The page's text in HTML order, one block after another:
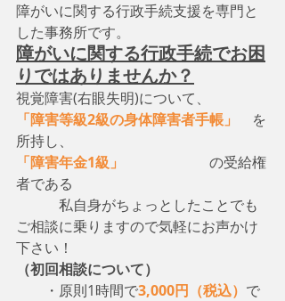
障がいに関する行政手続支援を専門と
した事務所です。
障がいに関する行政手続でお困
りではありませんか？
視覚障害(右眼失明)について、
「障害等級2級の身体障害者手帳」
を
所持し、
「障害年金1級」
の受給権
者である
私自身がちょっとしたことでも
ご相談に乗りますので気軽にお声かけ
下さい！
（初回相談について）
・原則1時間で3,000円（税込） で